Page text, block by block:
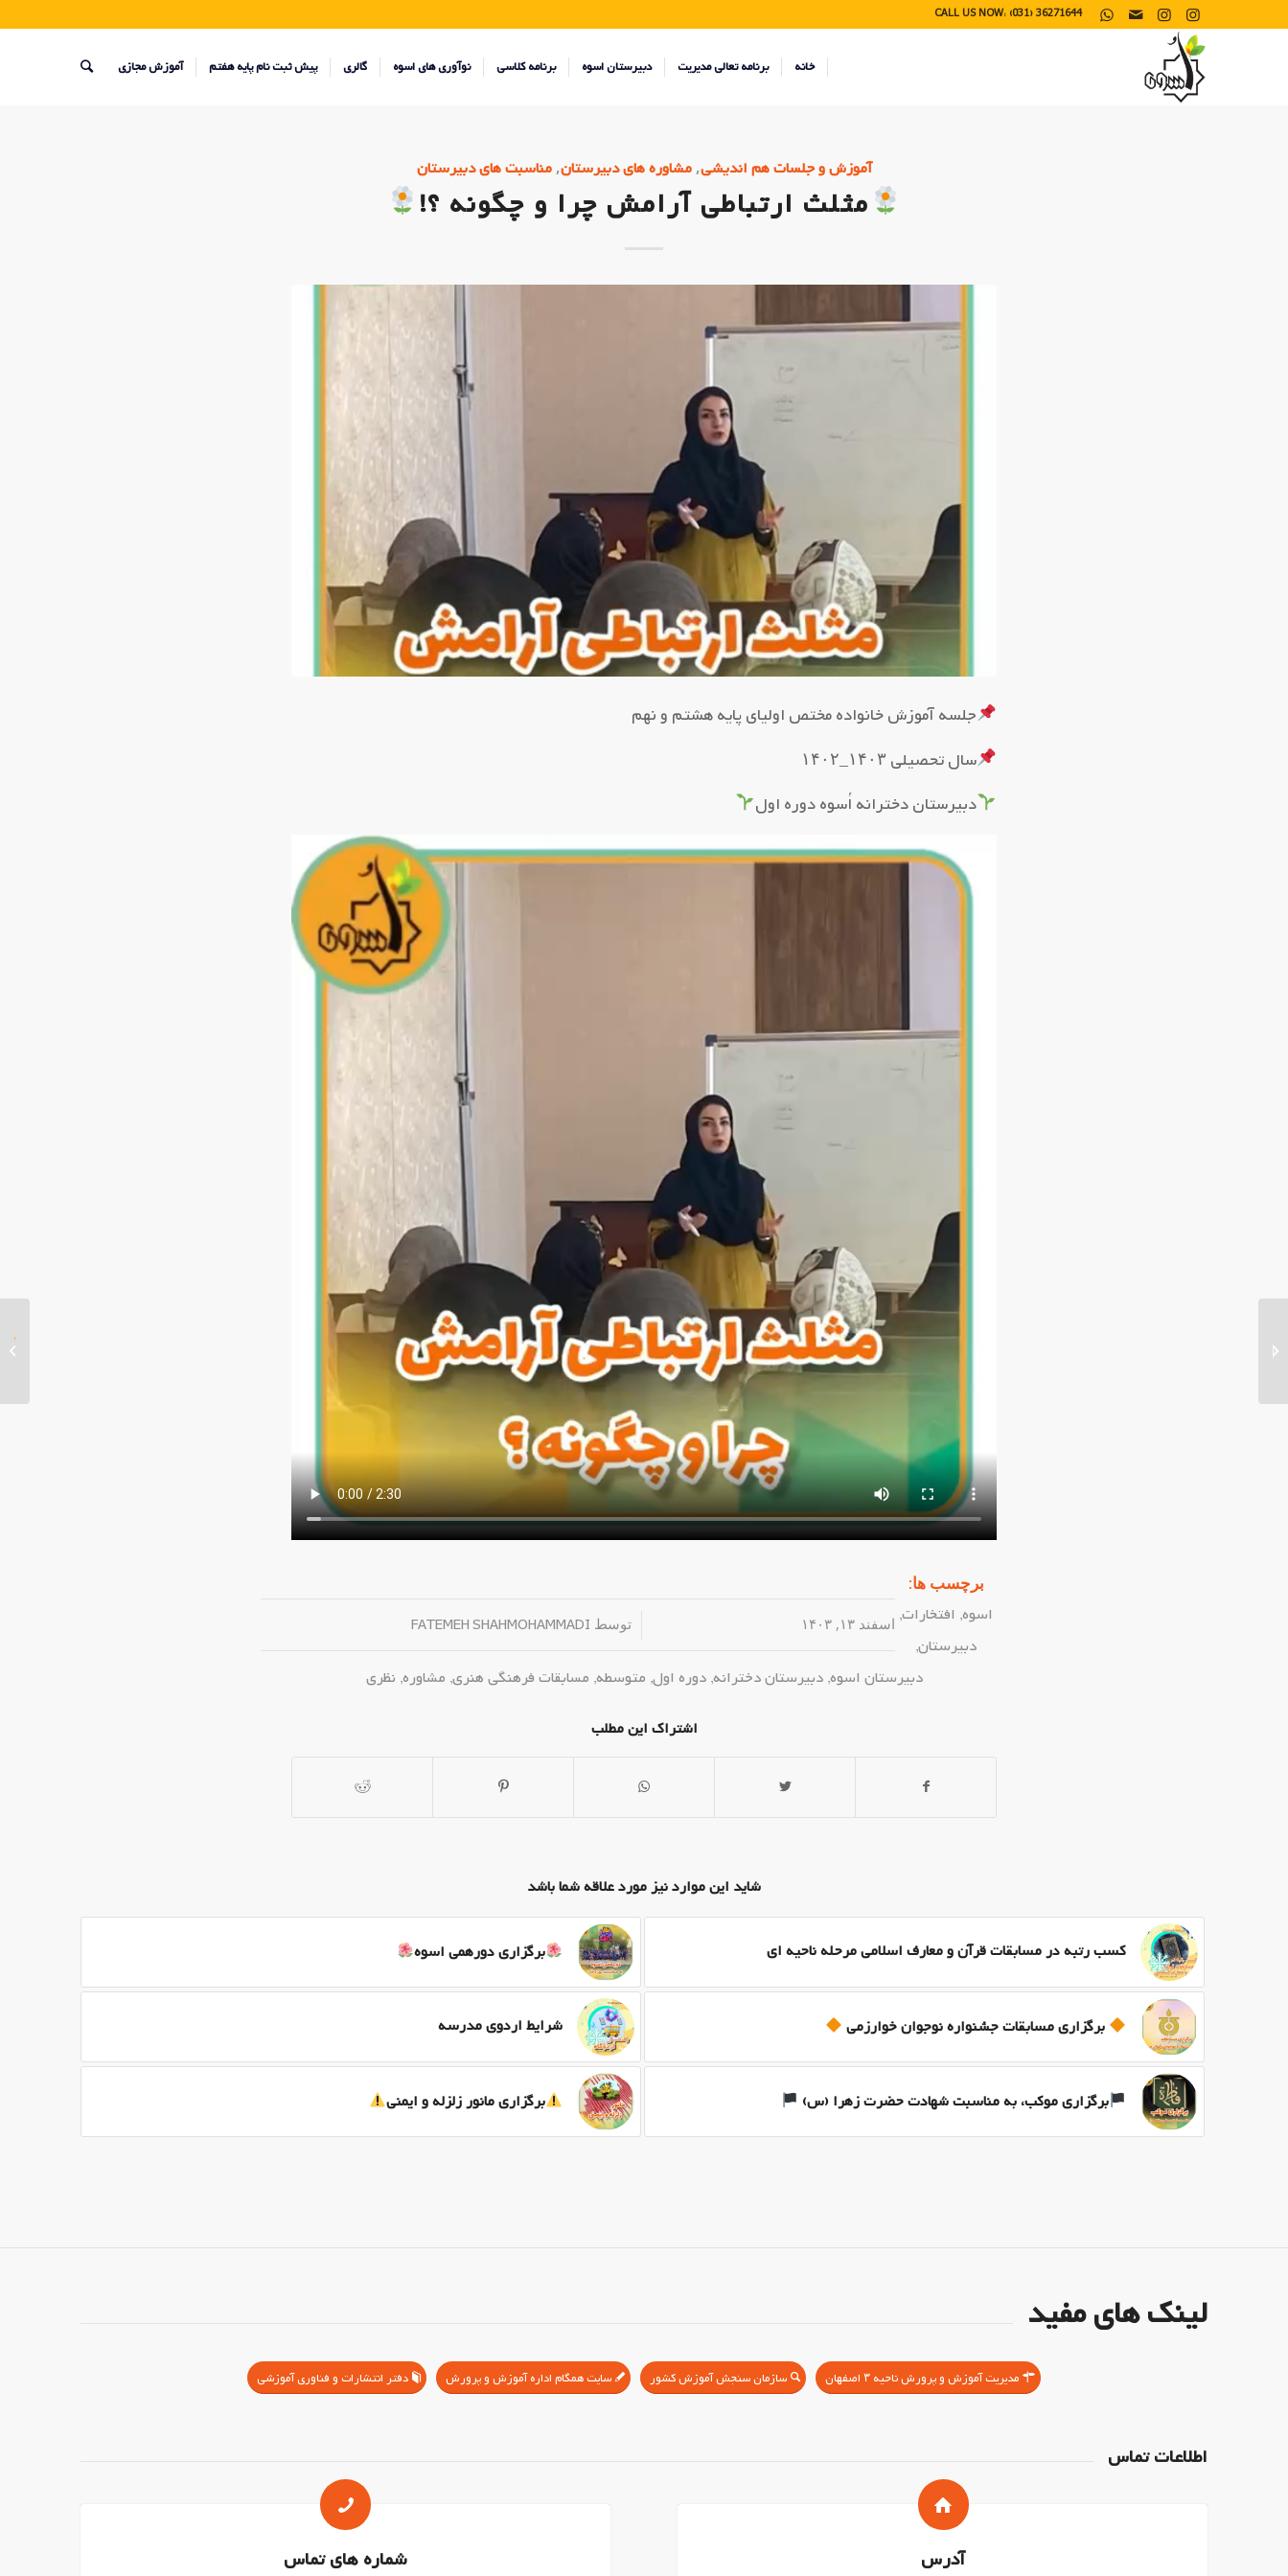
CALL US NOW: (031) 36271644
خانه برنامه تعالی مدیریت دبیرستان اسوه برنامه کلاسی نوآوری های اسوه گالری پیش ثبت نام پایه هفتم آموزش مجازی
آموزش و جلسات هم اندیشی,مشاوره های دبیرستان,مناسبت های دبیرستان
مثلث ارتباطی آرامش چرا و چگونه ؟!
جلسه آموزش خانواده مختص اولیای پایه هشتم و نهم
سال تحصیلی ۱۴۰۳_۱۴۰۲
دبیرستان دخترانه اُسوه دوره اول
اسفند ۱۳, ۱۴۰۳ توسط FATEMEH SHAHMOHAMMADI
برچسب ها:
اسوه, افتخارات,
دبیرستان,
دبیرستان اسوه,دبیرستان دخترانه,دوره اول, متوسطه, مسابقات فرهنگی هنری, مشاوره, نظری
اشتراک این مطلب
شاید این موارد نیز مورد علاقه شما باشد
برگزاری دورهمی اسوه کسب رتبه در مسابقات قرآن و معارف اسلامی مرحله ناحیه ای
شرایط اردوی مدرسه برگزاری مسابقات جشنواره نوجوان خوارزمی
برگزاری مانور زلزله و ایمنی برگزاری موکب، به مناسبت شهادت حضرت زهرا (س)
لینک های مفید
مدیریت آموزش و پرورش ناحیه ۳ اصفهان سازمان سنجش آموزش کشور سایت همگام اداره آموزش و پرورش دفتر انتشارات و فناوری آموزشی
اطلاعات تماس
آدرس شماره های تماس